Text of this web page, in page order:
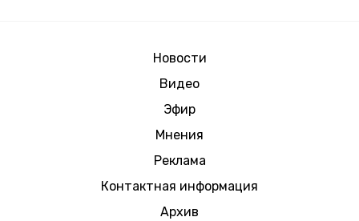
Новости
Видео
Эфир
Мнения
Реклама
Контактная информация
Архив